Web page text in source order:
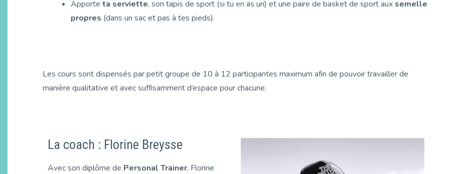
Apporte ta serviette, son tapis de sport (si tu en as un) et une paire de basket de sport aux semelle
propres (dans un sac et pas à tes pieds).
Les cours sont dispensés par petit groupe de 10 à 12 participantes maximum afin de pouvoir travailler de
manière qualitative et avec suffisamment d’espace pour chacune.
La coach : Florine Breysse
Avec son diplôme de Personal Trainer, Florine